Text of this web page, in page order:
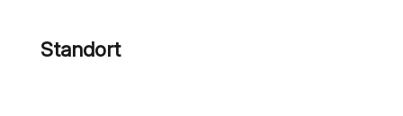
Standort